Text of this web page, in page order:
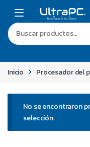
Inicio Procesador del
No se encontraron
selección.